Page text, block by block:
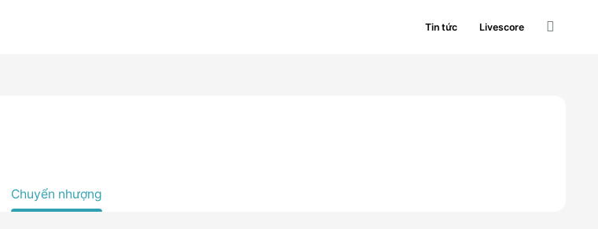
Tin tức Livescore
Chuyển nhượng